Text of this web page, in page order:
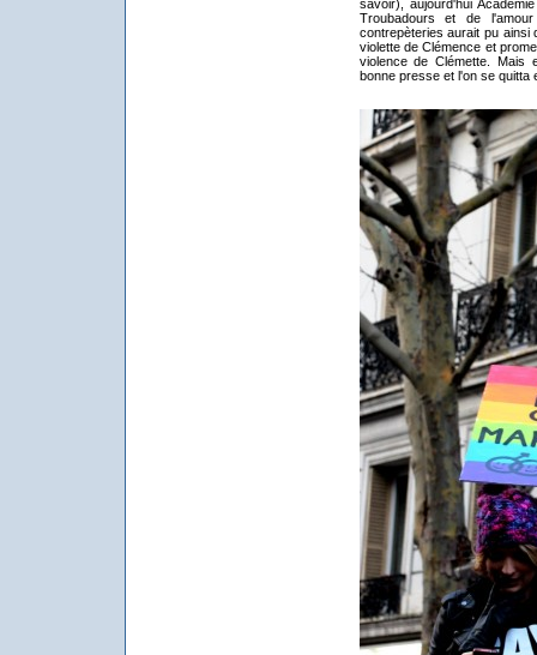
savoir), aujourd'hui
Troubadours et de
contrepèteries aurait pu
violette de Clémence et
violence de Clémette. Mais
bonne presse et l'on se quitta